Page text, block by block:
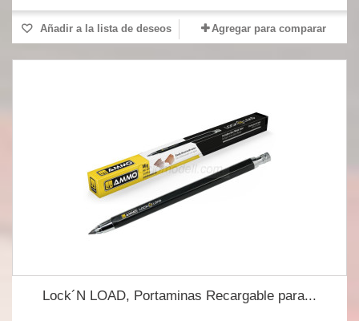
Añadir a la lista de deseos Agregar para comparar
Lock´N LOAD, Portaminas Recargable para...